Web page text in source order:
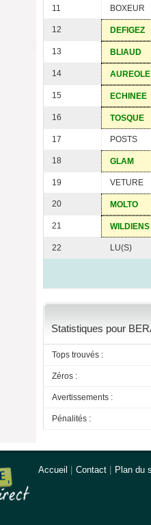
11 BOXEUR
12 DEFIGEZ
13 BLIAUD
14 AUREOLE
15 ECHINEE
16 TOSQUE
17 POSTS
18 GLAM
19 VETURE
20 MOLTO
21 WILDIENS
22 LU(S)
Statistiques pour
Tops trouvés :
Zéros :
Avertissements :
Pénalités :
Accueil Contact Plan du